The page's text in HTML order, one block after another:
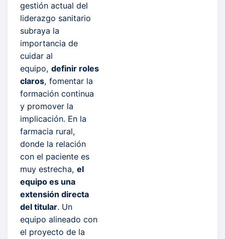
gestión actual del
liderazgo sanitario
subraya la
importancia de
cuidar al
equipo, definir roles
claros, fomentar la
formación continua
y promover la
implicación. En la
farmacia rural,
donde la relación
con el paciente es
muy estrecha, el
equipo es una
extensión directa
del titular. Un
equipo alineado con
el proyecto de la